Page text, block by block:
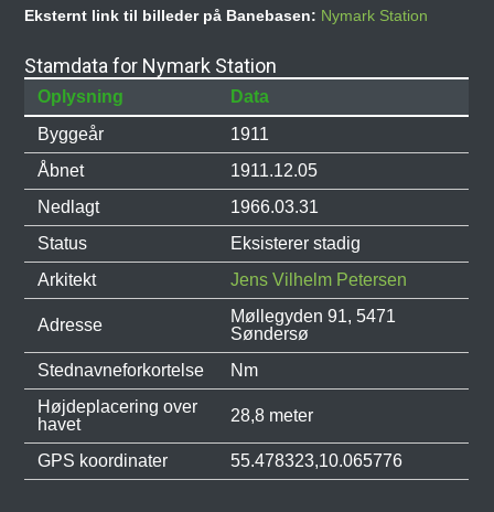
Eksternt link til billeder på Banebasen: Nymark Station
Stamdata for Nymark Station
Oplysning
Data
Byggeår
1911
Åbnet
1911.12.05
Nedlagt
1966.03.31
Status
Eksisterer stadig
Arkitekt
Jens Vilhelm Petersen
Adresse
Møllegyden 91, 5471
Søndersø
Stednavneforkortelse
Nm
Højdeplacering over
havet
28,8 meter
GPS koordinater 55.478323,10.065776